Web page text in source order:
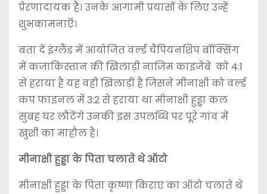
प्रेरणादायक है। उनके आगामी प्रयासों के लिए उन्हें
शुभकामनाएँ।
बता दें इंग्लैंड में आयोजित वर्ल्ड चैंपियनशिप बॉक्सिंग
में कजाकिस्तान की खिलाड़ी नाजिम काइजेबे को 4:1
से हराया है यह वही खिलाड़ी है जिसने मीनाक्षी को वर्ल्ड
कप फाइनल में 3:2 से हराया था मीनाक्षी हुड्डा कल
सुबह घर लौटेंगे उनकी इस उपलब्धि पर पूरे गांव में
खुशी का माहौल है।
मीनाक्षी हुड्डा के पिता चलाते थे ऑटो
मीनाक्षी हुड्डा के पिता कृष्णा किराए का ऑटो चलाते थे